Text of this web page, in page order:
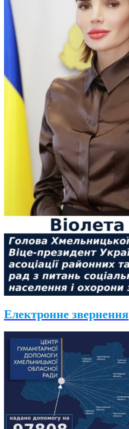
Електронне звернення